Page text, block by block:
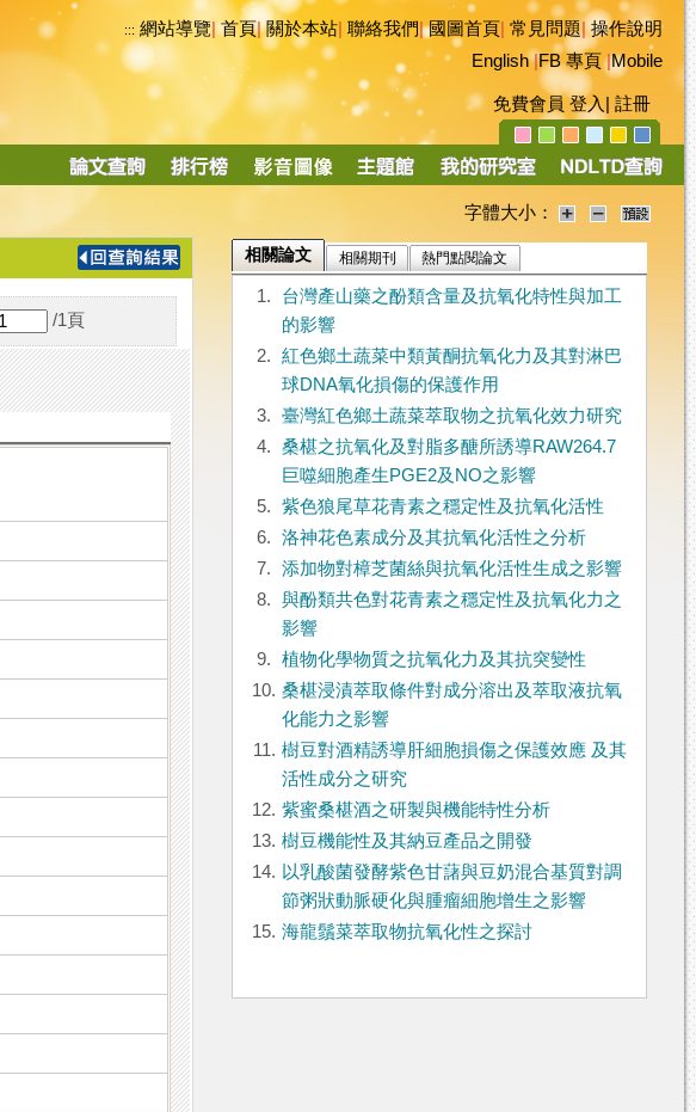
::: 網站導覽|首頁|關於本站 聯絡我們|國圖首頁 常見問題|操作說明
English|FB 專頁|Mobile
免費會員 登入 註冊
導
字體大小：
/1 頁
相關論文 相關期刊 熱門點閱論文
1.
台灣產山藥之酚類含量及抗氧化特性與加工
的影響
2.
紅色鄉土蔬菜中類黃酮抗氧化力及其對淋巴
球DNA氧化損傷的保護作用
3.
臺灣紅色鄉土蔬菜萃取物之抗氧化效力研究
4.
桑椹之抗氧化及對脂多醣所誘導RAW264.7
巨噬細胞產生PGE2及NO之影響
5.
紫色狼尾草花青素之穩定性及抗氧化活性
6.
洛神花色素成分及其抗氧化活性之分析
7.
添加物對樟芝菌絲與抗氧化活性生成之影響
8.
與酚類共色對花青素之穩定性及抗氧化力之
影響
9.
植物化學物質之抗氧化力及其抗突變性
10. 桑椹浸漬萃取條件對成分溶出及萃取液抗氧
化能力之影響
11. 樹豆對酒精誘導肝細胞損傷之保護效應 及其
活性成分之研究
12. 紫蜜桑椹酒之研製與機能特性分析
13. 樹豆機能性及其納豆產品之開發
14. 以乳酸菌發酵紫色甘藷與豆奶混合基質對調
節粥狀動脈硬化與腫瘤細胞增生之影響
15. 海龍鬚菜萃取物抗氧化性之探討